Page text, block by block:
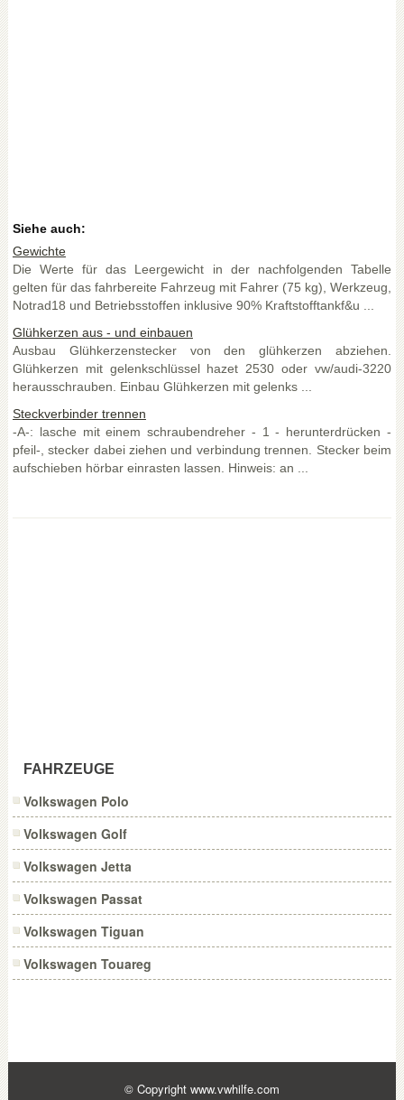
Siehe auch:
Gewichte
Die Werte für das Leergewicht in der nachfolgenden Tabelle
gelten für das fahrbereite Fahrzeug mit Fahrer (75 kg), Werkzeug,
Notrad18 und Betriebsstoffen inklusive 90% Kraftstofftankf&u ...
Glühkerzen aus - und einbauen
Ausbau Glühkerzenstecker von den glühkerzen abziehen.
Glühkerzen mit gelenkschlüssel hazet 2530 oder vw/audi-3220
herausschrauben. Einbau Glühkerzen mit gelenks ...
Steckverbinder trennen
-A-: lasche mit einem schraubendreher - 1 - herunterdrücken -
pfeil-, stecker dabei ziehen und verbindung trennen. Stecker beim
aufschieben hörbar einrasten lassen. Hinweis: an ...
FAHRZEUGE
Volkswagen Polo
Volkswagen Golf
Volkswagen Jetta
Volkswagen Passat
Volkswagen Tiguan
Volkswagen Touareg
© Copyright www.vwhilfe.com